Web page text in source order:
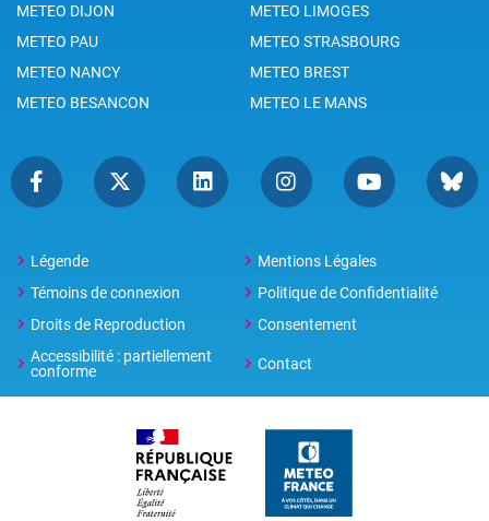
METEO DIJON
METEO LIMOGES
METEO PAU
METEO STRASBOURG
METEO NANCY
METEO BREST
METEO BESANCON
METEO LE MANS
Légende
Mentions Légales
Témoins de connexion
Politique de Confidentialité
Droits de Reproduction
Consentement
Accessibilité : partiellement
conforme
Contact